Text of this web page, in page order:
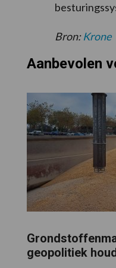
Bron:Krone
Aanbevolen
geopolitiek